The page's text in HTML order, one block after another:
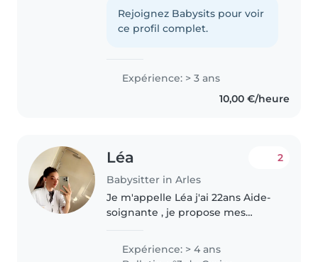
allergies, je propose une garde
bienveillante, ludique et créative.
Rejoignez Babysits pour voir
ce profil complet.
Expérience: > 3 ans
10,00 €/heure
Léa
Babysitter in Arles
2
Je m'appelle Léa j'ai 22ans Aide-
soignante , je propose mes
Patiente, douce et responsable,
j'ai l'habitude de m'occuper des
Expérience: > 4 ans